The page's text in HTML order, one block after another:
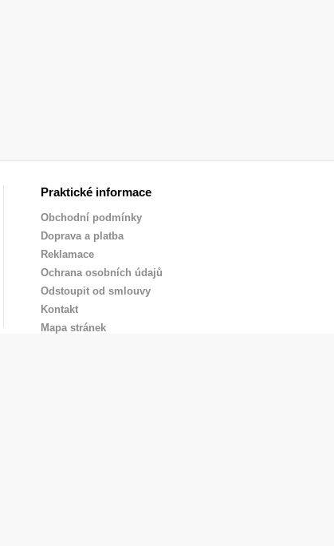
Praktické informace
Obchodní podmínky
Doprava a platba
Reklamace
Ochrana osobních údajů
Odstoupit od smlouvy
Kontakt
Mapa stránek